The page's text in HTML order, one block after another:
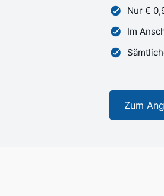
Nur €
Im
Zum